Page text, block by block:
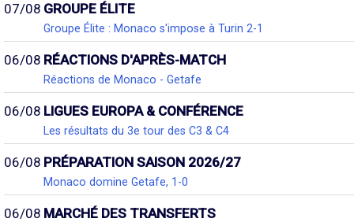
07/08 GROUPE ÉLITE
Groupe Élite : Monaco s'impose à Turin 2-1
06/08 RÉACTIONS D'APRÈS-MATCH
Réactions de Monaco - Getafe
06/08 LIGUES EUROPA & CONFÉRENCE
Les résultats du 3e tour des C3 & C4
06/08 PRÉPARATION SAISON 2026/27
Monaco domine Getafe, 1-0
06/08 MARCHÉ DES TRANSFERTS